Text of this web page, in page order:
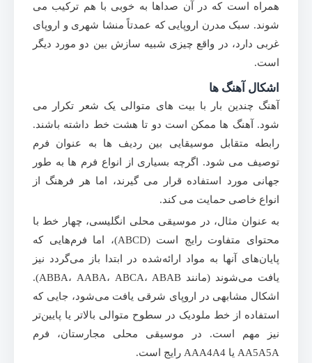
همراه است که در آن صداها به خوبی با هم ترکیب می
شوند. سبک مدرن اروپایی که عمدتاً منشا شهری و اروپای
غربی دارد، در واقع چیزی شبیه سازش بین دو مورد دیگر
است.
اشکال آهنگ ها
آهنگ چندین بار با بیت های متوالی یک شعر تکرار می
شود. آهنگ ها ممکن است دو تا هشت خط داشته باشند.
رابطه متقابل موسیقایی بین ردیف ها به عنوان فرم
توصیف می شود. اگرچه بسیاری از انواع فرم ها به طور
جهانی مورد استفاده قرار می گیرند، اما هر فرهنگ از
انواع خاصی حمایت می کند.
به عنوان مثال، در موسیقی محلی انگلیسی، چهار خط با
محتوای متفاوت رایج است (ABCD)، اما فرم‌هایی که
پایان‌های آنها به مواد ارائه‌شده در ابتدا باز می‌گردد نیز
یافت می‌شوند (مانند ABBA، AABA، ABCA، ABAB).
اشکال مشابهی در اروپای شرقی یافت می‌شود، جایی که
استفاده از خط ملودیک در سطوح متوالی بالاتر یا پایین‌تر
نیز مهم است. در موسیقی محلی مجارستان، فرم
AA5A5A یا AAA4A4 رایج است.